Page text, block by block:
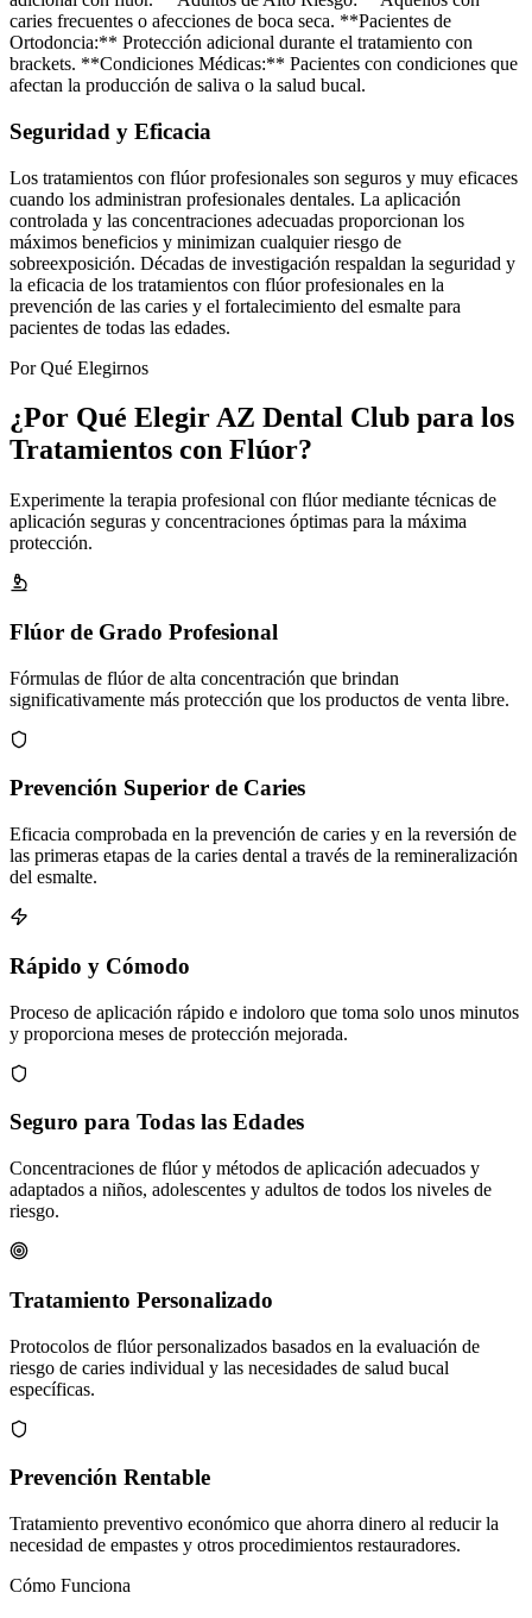
caries frecuentes o afecciones de boca seca. **Pacientes de
Ortodoncia:** Protección adicional durante el tratamiento con
brackets. **Condiciones Médicas:** Pacientes con condiciones que
afectan la producción de saliva o la salud bucal.
Seguridad y Eficacia
Los tratamientos con flúor profesionales son seguros y muy eficaces
cuando los administran profesionales dentales. La aplicación
controlada y las concentraciones adecuadas proporcionan los
máximos beneficios y minimizan cualquier riesgo de
sobreexposición. Décadas de investigación respaldan la seguridad y
la eficacia de los tratamientos con flúor profesionales en la
prevención de las caries y el fortalecimiento del esmalte para
pacientes de todas las edades.
Por Qué Elegirnos
¿Por Qué Elegir AZ Dental Club para los
Tratamientos con Flúor?
Experimente la terapia profesional con flúor mediante técnicas de
aplicación seguras y concentraciones óptimas para la máxima
protección.
Flúor de Grado Profesional
Fórmulas de flúor de alta concentración que brindan
significativamente más protección que los productos de venta libre.
Prevención Superior de Caries
Eficacia comprobada en la prevención de caries y en la reversión de
las primeras etapas de la caries dental a través de la remineralización
del esmalte.
Rápido y Cómodo
Proceso de aplicación rápido e indoloro que toma solo unos minutos
y proporciona meses de protección mejorada.
Seguro para Todas las Edades
Concentraciones de flúor y métodos de aplicación adecuados y
adaptados a niños, adolescentes y adultos de todos los niveles de
riesgo.
Tratamiento Personalizado
Protocolos de flúor personalizados basados en la evaluación de
riesgo de caries individual y las necesidades de salud bucal
específicas.
Prevención Rentable
Tratamiento preventivo económico que ahorra dinero al reducir la
necesidad de empastes y otros procedimientos restauradores.
Cómo Funciona